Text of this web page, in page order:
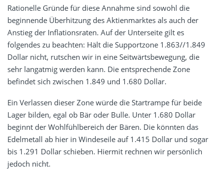
Rationelle Gründe für diese Annahme sind sowohl die
beginnende Überhitzung des Aktienmarktes als auch der
Anstieg der Inflationsraten. Auf der Unterseite gilt es
folgendes zu beachten: Hält die Supportzone 1.863//1.849
Dollar nicht, rutschen wir in eine Seitwärtsbewegung, die
sehr langatmig werden kann. Die entsprechende Zone
befindet sich zwischen 1.849 und 1.680 Dollar.
Ein Verlassen dieser Zone würde die Startrampe für beide
Lager bilden, egal ob Bär oder Bulle. Unter 1.680 Dollar
beginnt der Wohlfühlbereich der Bären. Die könnten das
Edelmetall ab hier in Windeseile auf 1.415 Dollar und sogar
bis 1.291 Dollar schieben. Hiermit rechnen wir persönlich
jedoch nicht.